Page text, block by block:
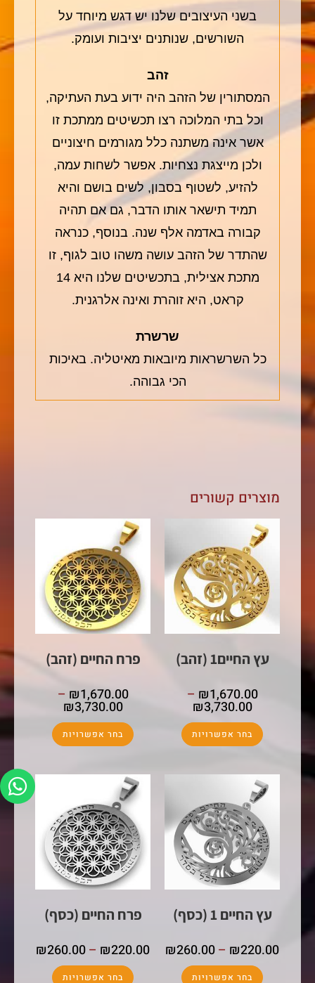
בשני העיצובים שלנו יש דגש מיוחד על
השורשים, שנותנים יציבות ועומק.
זהב
המסתורין של הזהב היה ידוע בעת העתיקה,
וכל בתי המלוכה רצו תכשיטים ממתכת זו
אשר אינה משתנה כלל מגורמים חיצוניים
ולכן מייצגת נצחיות. אפשר לשחות עמה,
להזיע, לשטוף בסבון, לשים בושם והיא
תמיד תישאר אותו הדבר, גם אם תהיה
קבורה באדמה אלף שנה. בנוסף, כנראה
שהתדר של הזהב עושה משהו טוב לגוף, זו
מתכת אצילית, בתכשיטים שלנו היא 14
קראט, היא זוהרת ואינה אלרגנית.
שרשרת
כל השרשראות מיובאות מאיטליה. באיכות
הכי גבוהה.
מוצרים קשורים
עץ החיים1 (זהב)
₪1,670.00
–
₪3,730.00
בחר אפשרויות
פרח החיים (זהב)
₪1,670.00
–
₪3,730.00
בחר אפשרויות
עץ החיים 1 (כסף)
₪220.00
–
₪260.00
בחר אפשרויות
פרח החיים (כסף)
₪220.00
–
₪260.00
בחר אפשרויות